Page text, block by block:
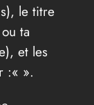
le titre
ta
et les
:« ».